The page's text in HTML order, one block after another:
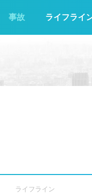
事故 ライフライ
ライフライン